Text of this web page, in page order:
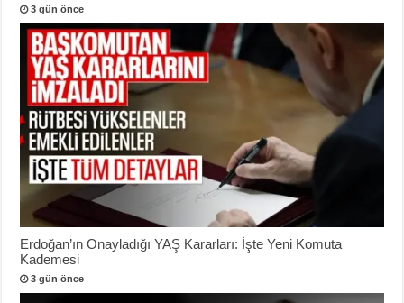
3 gün önce
Erdoğan’ın Onayladığı YAŞ Kararları: İşte Yeni Komuta
Kademesi
3 gün önce